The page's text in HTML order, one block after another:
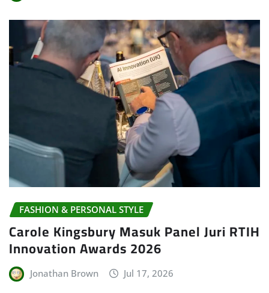
FASHION & PERSONAL STYLE
Carole Kingsbury Masuk Panel Juri RTIH
Innovation Awards 2026
Jonathan Brown Jul 17, 2026